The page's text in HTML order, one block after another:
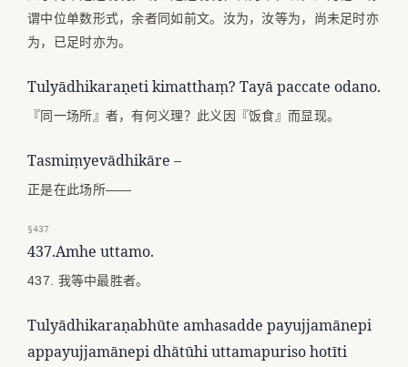
谓中位单数形式，余者同如前文。汝为，汝等为，尚未足时亦
为，已足时亦为。
Tulyādhikaraṇeti kimatthaṃ? Tayā paccate odano.
『同一场所』者，有何义理？此义因『饭食』而显现。
Tasmiṃyevādhikāre –
正是在此场所——
§437
437.Amhe uttamo.
437. 我等中最胜者。
Tulyādhikaraṇabhūte amhasadde payujjamānepi
appayujjamānepi dhātūhi uttamapuriso hotīti